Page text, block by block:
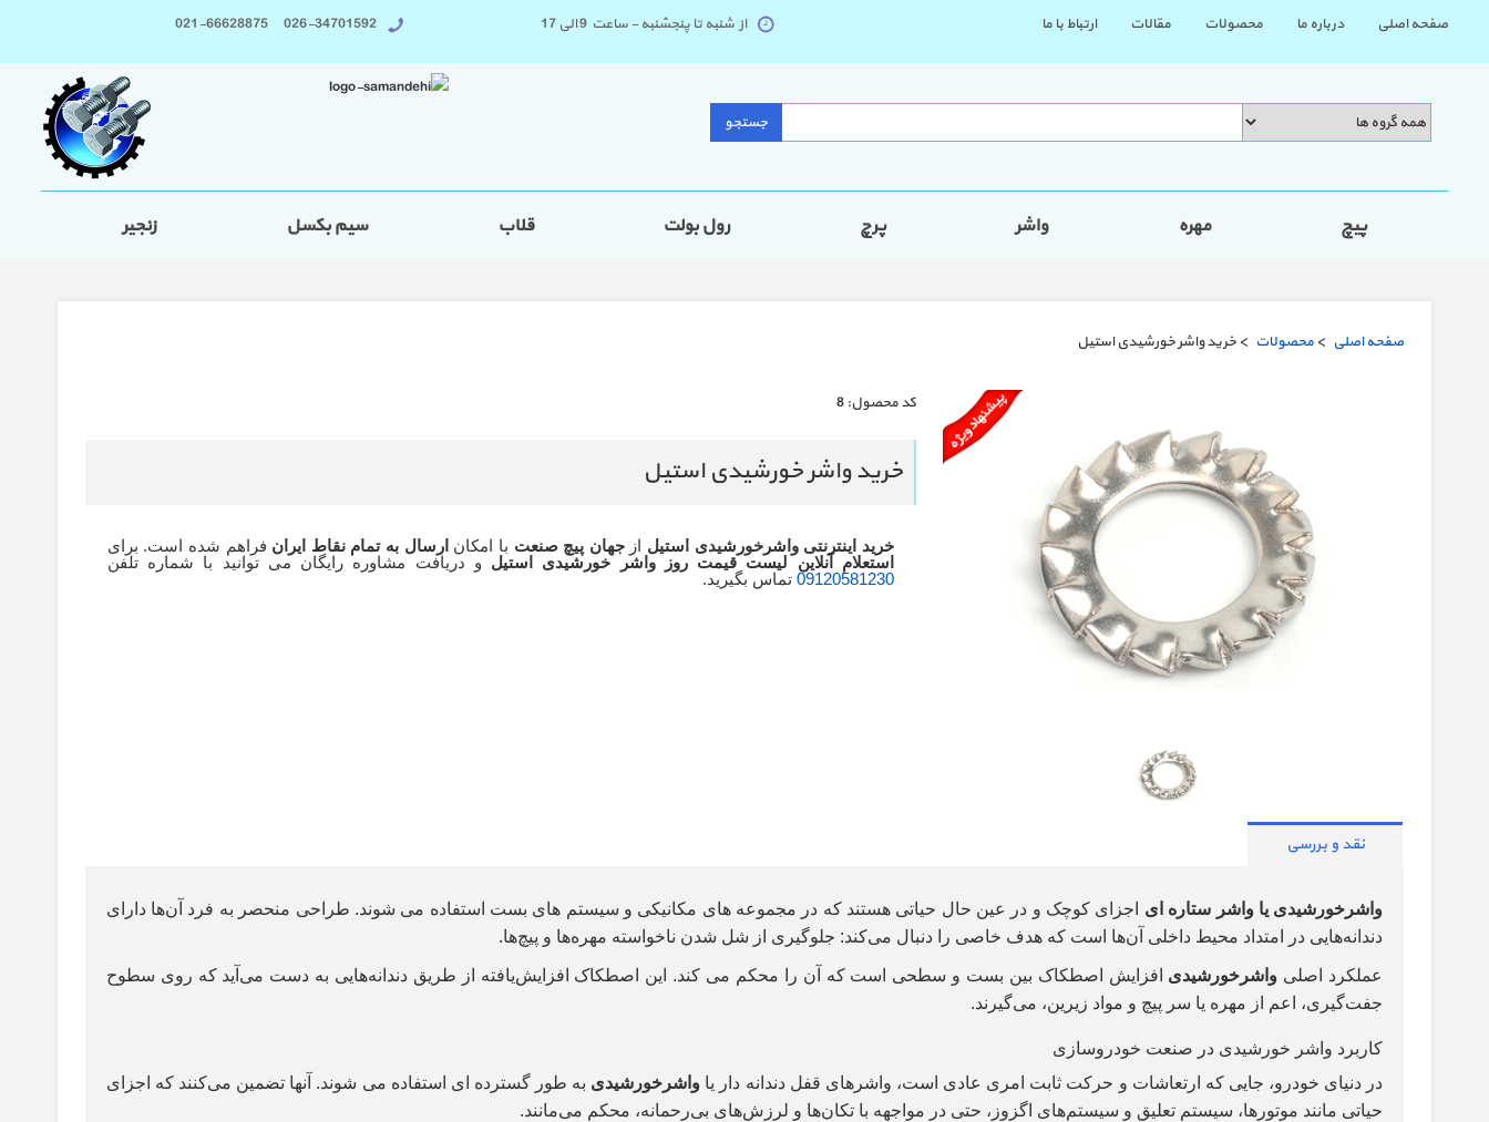
صفحه اصلی درباره ما محصولات مقالات ارتباط با ما 026-34701592 021-66628875 از شنبه تا پنجشنبه - ساعت 9 الی 17
جستجو
پیچ مهره واشر پرچ رول بولت قلاب سیم بکسل زنجیر
صفحه اصلی > محصولات > خرید واشر خورشیدی استیل
كد محصول:8
خرید واشر خورشیدی استیل
خرید اینترنتی واشرخورشیدی استیل از جهان پیچ صنعت با امکان ارسال به تمام نقاط ایران فراهم شده است. برای
استعلام آنلاین لیست قیمت روز واشر خورشیدی استیل و دریافت مشاوره رایگان می توانید با شماره تلفن
09120581230 تماس بگیرید.
نقد و بررسی
واشرخورشیدی یا واشر ستاره ای اجزای کوچک و در عین حال حیاتی هستند که در مجموعه های مکانیکی و سیستم های بست استفاده می شوند. طراحی منحصر به فرد آن‌ها دارای
دندانه‌هایی در امتداد محیط داخلی آن‌ها است که هدف خاصی را دنبال می‌کند: جلوگیری از شل شدن ناخواسته مهره‌ها و پیچ‌ها.
عملکرد اصلی واشرخورشیدی افزایش اصطکاک بین بست و سطحی است که آن را محکم می کند. این اصطکاک افزایش‌یافته از طریق دندانه‌هایی به دست می‌آید که روی سطوح
جفت‌گیری، اعم از مهره یا سر پیچ و مواد زیرین، می‌گیرند.
کاربرد واشر خورشیدی در صنعت خودروسازی
در دنیای خودرو، جایی که ارتعاشات و حرکت ثابت امری عادی است، واشرهای قفل دندانه دار یا واشرخورشیدی به طور گسترده ای استفاده می شوند. آنها تضمین می‌کنند که اجزای
حیاتی مانند موتورها، سیستم تعلیق و سیستم‌های اگزوز، حتی در مواجهه با تکان‌ها و لرزش‌های بی‌رحمانه، محکم می‌مانند.